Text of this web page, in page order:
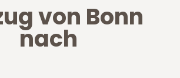
von Bonn
nach